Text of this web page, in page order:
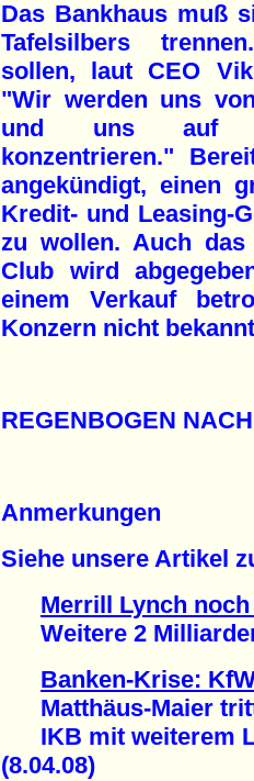
Das Bankhaus muß
Tafelsilbers
sollen, laut CEO
"Wir werden uns
und uns auf
konzentrieren."
angekündigt, einen
Kredit- und Leasing-
zu wollen. Auch das
Club wird
einem Verkauf
Konzern nicht
REGENBOGEN
Anmerkungen
Siehe unsere Artikel
Merrill Lynch
Weitere 2
Banken-Krise:
Matthäus-Maier
IKB mit weiterem
(8.04.08)